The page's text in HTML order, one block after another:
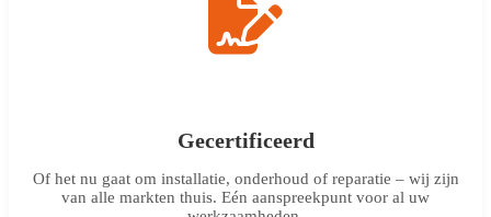
Gecertificeerd
Of het nu gaat om installatie, onderhoud of reparatie – wij zijn
van alle markten thuis. Eén aanspreekpunt voor al uw